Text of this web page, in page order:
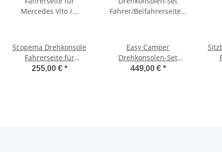
Scopema Drehkonsole
Fahrerseite für
Mercedes Vito / Viano
255,00 € *
Easy Camper
Drehkonsolen-Set
Fahrer/Beifahrerseite
449,00 € *